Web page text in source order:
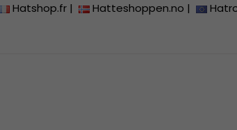
Hatshop.fr | Hatteshoppen.no |